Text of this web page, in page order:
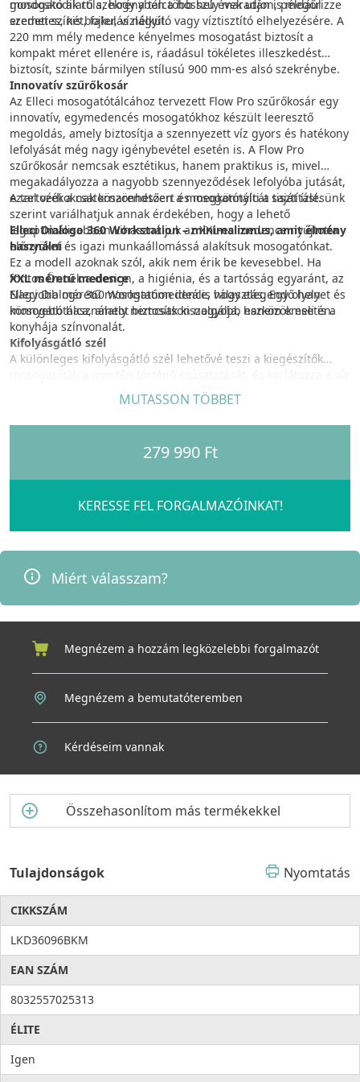
gondoskodik róla, hogy a tálca hosszú évek után is megőrizze
eredeti színét, fakulás nélkül.
mosogató alatti szekrényben több hely maradjon, például
szemetes, kis bojler, vízlágyító vagy víztisztító elhelyezésére. A
220 mm mély medence kényelmes mosogatást biztosít a
kompakt méret ellenére is, ráadásul tökéletes illeszkedést
biztosít, szinte bármilyen stílusú 900 mm-es alsó szekrénybe.
Innovatív szűrőkosár
Az Elleci mosogatótálcához tervezett Flow Pro szűrőkosár egy
innovatív, egymedencés mosogatókhoz készült leeresztő
megoldás, amely biztosítja a szennyezett víz gyors és hatékony
lefolyását még nagy igénybevétel esetén is. A Flow Pro
szűrőkosár nemcsak esztétikus, hanem praktikus is, mivel
megakadályozza a nagyobb szennyeződések lefolyóba jutását,
ezzel védi a csatornarendszert és megkönnyíti a tisztítást.
Elleci Dialogo 360 Workstation – minimalizmus, amit élmény
használni
Ez a modell azoknak szól, akik nem érik be kevesebbel. Ha
fontos Önnek a design, a higiénia, és a tartósság egyaránt, az
Elleci Dialogo 360 Workstation ideális választás. Egy olyan
mosogatótálca, amely nemcsak kiszolgálja, hanem emeli is a
konyhája színvonalát.
A tartozékoknak köszönhetően a mosogatótálcát saját ízlésünk
szerint variálhatjuk annak érdekében, hogy a lehető
legoptimálisabban kihasználjuk az XXL-es medence nyújtotta
előnyöket és igazi munkaállomássá alakítsuk mosogatónkat.
XXL méretű medence
Nagyobb méretű mosogatómedence, hogy elegendő helyet és
könnyebb használatot biztosítson nagyobb eszközök esetén.
Kifolyásgátló szél
A különleges kifolyásgátló szél lehetővé teszi a kiegészítők
MUTASSON TÖBBET
279 990 Ft
KERESSE FEL FORGALMAZÓINKAT!
Miért válasszam?
Megnézem a hozzám legközelebbi forgalmazót
Megnézem a bemutatóteremben
Kérdéseim vannak
Összehasonlítom más termékekkel
Tulajdonságok Nyomtatás
CIKKSZÁM
LKD36096BKM
EAN SZÁM
8032557025313
ÉLITE
Igen